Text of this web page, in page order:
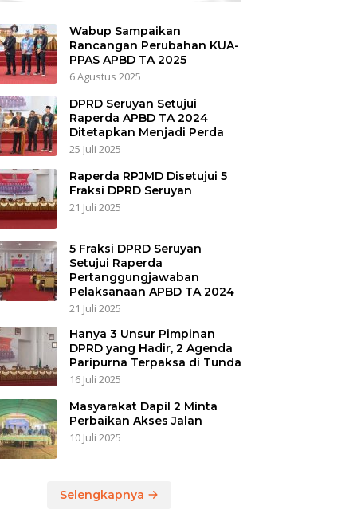
Wabup Sampaikan
Rancangan Perubahan KUA-
PPAS APBD TA 2025
6 Agustus 2025
DPRD Seruyan Setujui
Raperda APBD TA 2024
Ditetapkan Menjadi Perda
25 Juli 2025
Raperda RPJMD Disetujui 5
Fraksi DPRD Seruyan
21 Juli 2025
5 Fraksi DPRD Seruyan
Setujui Raperda
Pertanggungjawaban
Pelaksanaan APBD TA 2024
21 Juli 2025
Hanya 3 Unsur Pimpinan
DPRD yang Hadir, 2 Agenda
Paripurna Terpaksa di Tunda
16 Juli 2025
Masyarakat Dapil 2 Minta
Perbaikan Akses Jalan
10 Juli 2025
Selengkapnya